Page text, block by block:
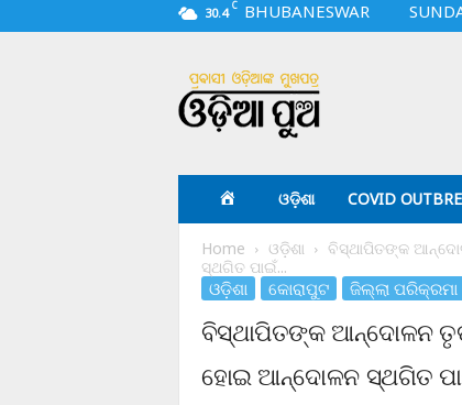
30.4 C BHUBANESWAR
i
a
ଓଡ଼ିଶା COVID
Home ଓଡ଼ିଶା
ବିସ୍ଥାପିତଙ୍କ
ସ୍ଥଗିତ ପାଇଁ...
ଓଡ଼ିଶା କୋରାପୁଟ ଜିଲ୍ଲା ପରିକ୍ରମା
ବିସ୍ଥାପିତଙ୍କ ଆନ୍ଦୋଳନ
ହୋଇ ଆନ୍ଦୋଳନ ସ୍ଥଗିତ